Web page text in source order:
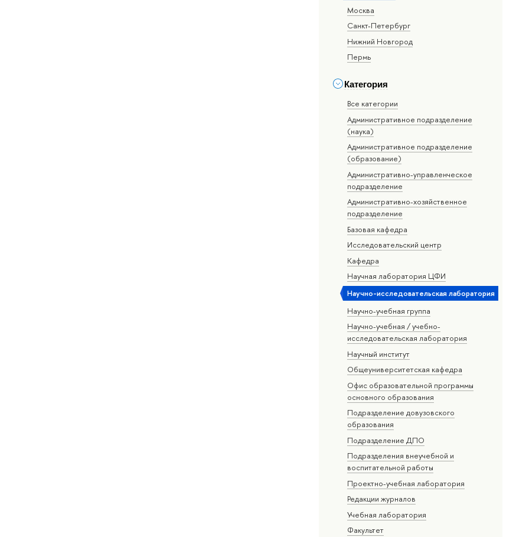
Москва
Санкт-Петербург
Нижний Новгород
Пермь
Категория
Все категории
Административное подразделение
(наука)
Административное подразделение
(образование)
Административно-управленческое
подразделение
Административно-хозяйственное
подразделение
Базовая кафедра
Исследовательский центр
Кафедра
Научная лаборатория ЦФИ
Научно-исследовательская лаборатория
Научно-учебная группа
Научно-учебная / учебно-
исследовательская лаборатория
Научный институт
Общеуниверситетская кафедра
Офис образовательной программы
основного образования
Подразделение довузовского
образования
Подразделение ДПО
Подразделения внеучебной и
воспитательной работы
Проектно-учебная лаборатория
Редакции журналов
Учебная лаборатория
Факультет